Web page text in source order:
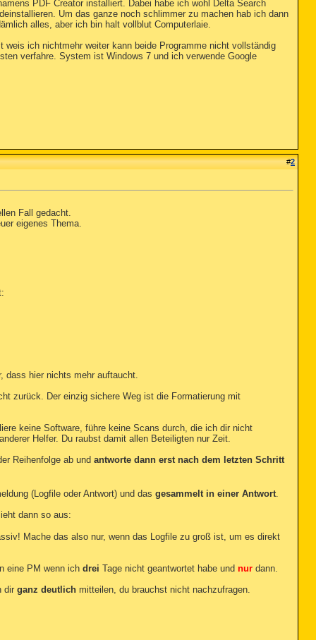
PDF Creator installiert. Dabei habe ich wohl Delta Search
Um das ganze noch schlimmer zu machen hab ich dann
alles, aber ich bin halt vollblut Computerlaie.
ich nichtmehr weiter kann beide Programme nicht vollständig
verfahre. System ist Windows 7 und ich verwende Google
#2
Fall gedacht.
eigenes Thema.
dass hier nichts mehr auftaucht.
zurück. Der einzig sichere Weg ist die Formatierung mit
keine Software, führe keine Scans durch, die ich dir nicht
Helfer. Du raubst damit allen Beteiligten nur Zeit.
Reihenfolge ab und antworte dann erst nach dem letzten Schritt
(Logfile oder Antwort) und das gesammelt in einer Antwort
dann so aus:
Mache das also nur, wenn das Logfile zu groß ist, um es direkt
eine PM wenn ich drei Tage nicht geantwortet habe und nur dann.
dir ganz deutlich mitteilen, du brauchst nicht nachzufragen.